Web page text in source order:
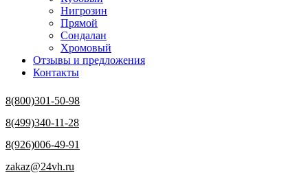
Нигрозин
Прямой
Сондалан
Хромовый
Отзывы и предложения
Контакты
8(800)301-50-98
8(499)340-11-28
8(926)006-49-91
zakaz@24vh.ru